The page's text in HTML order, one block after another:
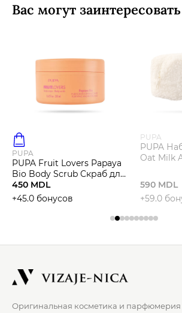
Вас могут заинтересовать
PUPA
PUPA Fruit Lovers Papaya
Bio Body Scrub Cкраб для
тела
450 MDL
+45.0 бонусов
PUPA
PUPA
Oat Milk
200ml +
590 MDL
+59.0
Оригинальная косметика и парфюмерия с